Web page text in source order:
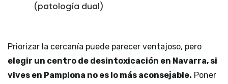
(patología dual)
Priorizar la cercanía puede parecer ventajoso, pero
elegir un centro de desintoxicación en Navarra, si
vives en Pamplona no es lo más aconsejable. Poner